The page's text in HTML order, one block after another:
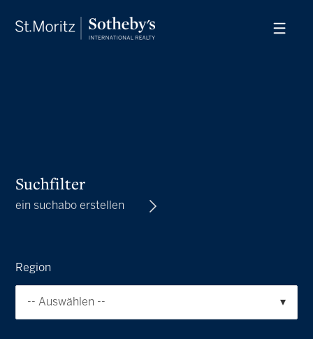
Suchfilter
ein suchabo erstellen
Region
-- Auswählen --